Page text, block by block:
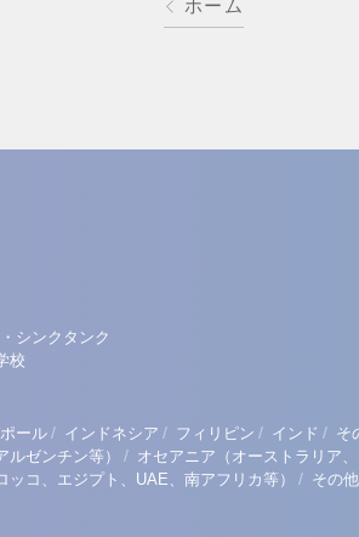
ホーム
シンクタンク
校
ール/ インドネシア / フィリピン / インド / そ
ゼンチン等） / オセアニア（オーストラリア
コ、エジプト、UAE、南アフリカ等） / その